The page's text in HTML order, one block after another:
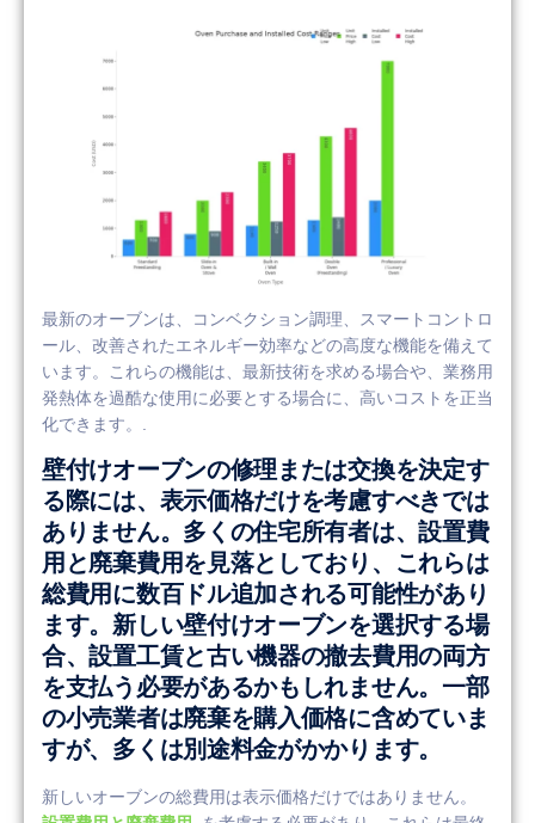
最新のオーブンは、コンベクション調理、スマートコントロ
ール、改善されたエネルギー効率などの高度な機能を備えて
います。これらの機能は、最新技術を求める場合や、業務用
発熱体を過酷な使用に必要とする場合に、高いコストを正当
化できます。.
壁付けオーブンの修理または交換を決定す
る際には、表示価格だけを考慮すべきでは
ありません。多くの住宅所有者は、設置費
用と廃棄費用を見落としており、これらは
総費用に数百ドル追加される可能性があり
ます。新しい壁付けオーブンを選択する場
合、設置工賃と古い機器の撤去費用の両方
を支払う必要があるかもしれません。一部
の小売業者は廃棄を購入価格に含めていま
すが、多くは別途料金がかかります。
新しいオーブンの総費用は表示価格だけではありません。